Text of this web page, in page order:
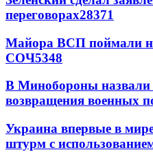
переговорах28371
Майора ВСП поймали
СОЧ5348
В Минобороны назвали
возвращения военных
Украина впервые в
штурм с